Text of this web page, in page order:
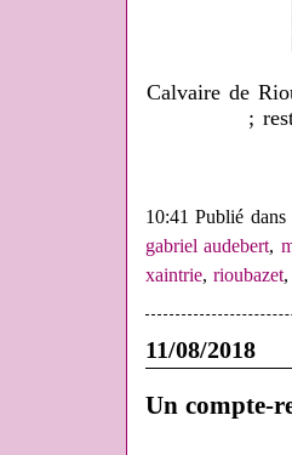
Calvaire de
;
10:41 Publié dans
gabriel audebert,
xaintrie,rioubazet
11/08/2018
Un compte-